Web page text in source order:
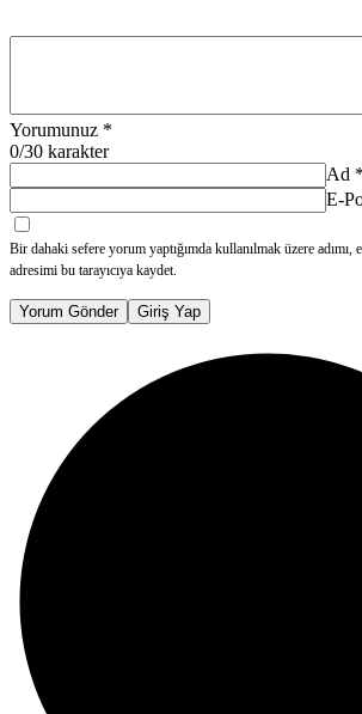
Yorumunuz *
0/30 karakter
Ad *
E-
Bir dahaki sefere yorum yaptığımda kullanılmak üzere
adresimi bu tarayıcıya kaydet.
Yorum Gönder Giriş Yap